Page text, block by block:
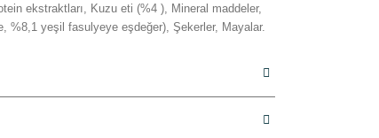
ekstraktları, Kuzu eti (%4 ), Mineral maddeler,
%8,1 yeşil fasulyeye eşdeğer), Şekerler, Mayalar.